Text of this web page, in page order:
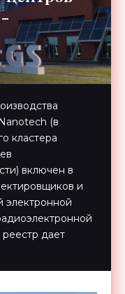
(в
кластера
включен в
и
электронной
дает